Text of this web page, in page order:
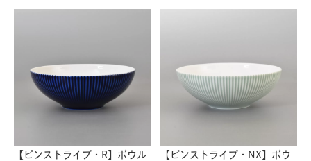
【ピンストライプ・R】ボウル 【ピンストライプ・NX】ボウ